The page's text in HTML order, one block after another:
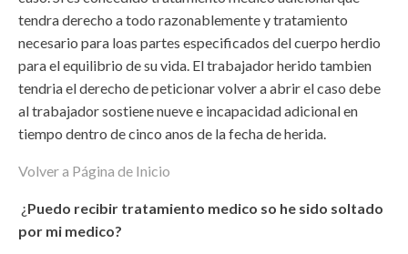
tendra derecho a todo razonablemente y tratamiento
necesario para loas partes especificados del cuerpo herdio
para el equilibrio de su vida. El trabajador herido tambien
tendria el derecho de peticionar volver a abrir el caso debe
al trabajador sostiene nueve e incapacidad adicional en
tiempo dentro de cinco anos de la fecha de herida.
Volver a Página de Inicio
¿Puedo recibir tratamiento medico so he sido soltado
por mi medico?